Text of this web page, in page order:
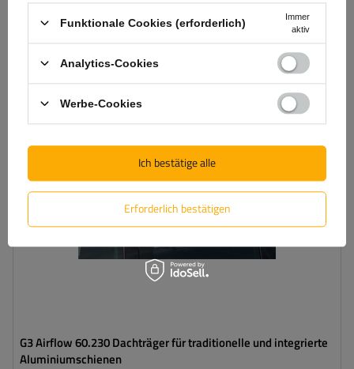
In den
legen
G3 Airflow 60.230 Dachträger für traditionelle und integrierte
Aluminiumschienen
Funktionale Cookies (erforderlich)
Immer
aktiv
Analytics-Cookies
Werbe-Cookies
Erforderlich bestätigen
Ich bestätige alle